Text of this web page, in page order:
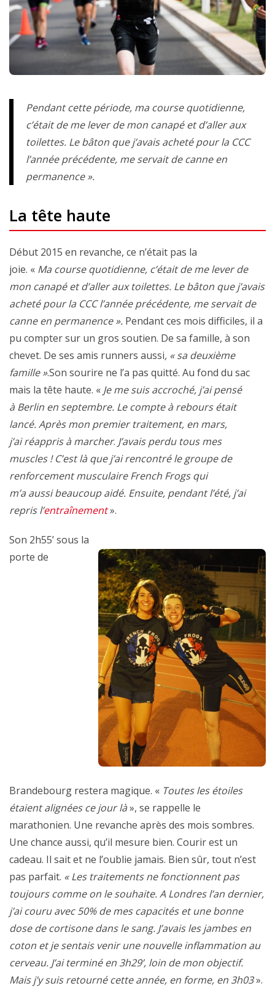
Pendant cette période, ma course quotidienne,
c’était de me lever de mon canapé et d’aller aux
toilettes. Le bâton que j’avais acheté pour la CCC
l’année précédente, me servait de canne en
permanence ».
La tête haute
Début 2015 en revanche, ce n’était pas la
joie. « Ma course quotidienne, c’était de me lever de
mon canapé et d’aller aux toilettes. Le bâton que j’avais
acheté pour la CCC l’année précédente, me servait de
canne en permanence ». Pendant ces mois difficiles, il a
pu compter sur un gros soutien. De sa famille, à son
chevet. De ses amis runners aussi, « sa deuxième
famille ».Son sourire ne l’a pas quitté. Au fond du sac
mais la tête haute. « Je me suis accroché, j’ai pensé
à Berlin en septembre. Le compte à rebours était
lancé. Après mon premier traitement, en mars,
j’ai réappris à marcher. J’avais perdu tous mes
muscles ! C’est là que j’ai rencontré le groupe de
renforcement musculaire French Frogs qui
m’a aussi beaucoup aidé. Ensuite, pendant l’été, j’ai
repris l’entraînement».
Son 2h55’ sous la
porte de
Brandebourg restera magique. « Toutes les étoiles
étaient alignées ce jour là», se rappelle le
marathonien. Une revanche après des mois sombres.
Une chance aussi, qu’il mesure bien. Courir est un
cadeau. Il sait et ne l’oublie jamais. Bien sûr, tout n’est
pas parfait. « Les traitements ne fonctionnent pas
toujours comme on le souhaite. A Londres l’an dernier,
j’ai couru avec 50% de mes capacités et une bonne
dose de cortisone dans le sang. J’avais les jambes en
coton et je sentais venir une nouvelle inflammation au
cerveau. J’ai terminé en 3h29’, loin de mon objectif.
Mais j’y suis retourné cette année, en forme, en 3h03».